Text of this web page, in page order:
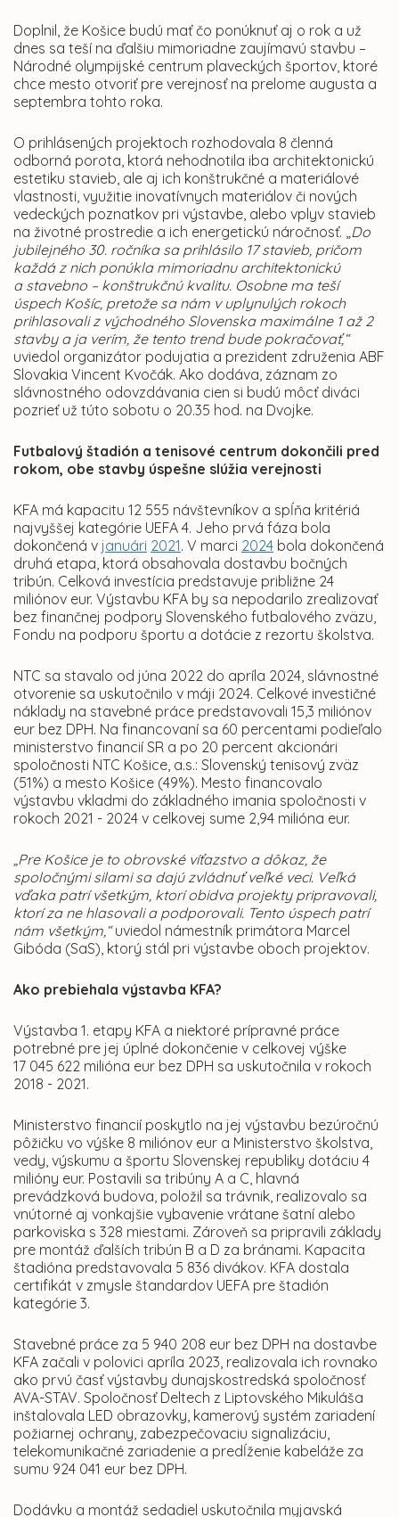
Doplnil, že Košice budú mať čo ponúknuť aj o rok a už
dnes sa teší na ďalšiu mimoriadne zaujímavú stavbu –
Národné olympijské centrum plaveckých športov, ktoré
chce mesto otvoriť pre verejnosť na prelome augusta a
septembra tohto roka.
O prihlásených projektoch rozhodovala 8 členná
odborná porota, ktorá nehodnotila iba architektonickú
estetiku stavieb, ale aj ich konštrukčné a materiálové
vlastnosti, využitie inovatívnych materiálov či nových
vedeckých poznatkov pri výstavbe, alebo vplyv stavieb
na životné prostredie a ich energetickú náročnosť. „Do
jubilejného 30. ročníka sa prihlásilo 17 stavieb, pričom
každá z nich ponúkla mimoriadnu architektonickú
a stavebno – konštrukčnú kvalitu. Osobne ma teší
úspech Košíc, pretože sa nám v uplynulých rokoch
prihlasovali z východného Slovenska maximálne 1 až 2
stavby a ja verím, že tento trend bude pokračovať,“
uviedol organizátor podujatia a prezident združenia ABF
Slovakia Vincent Kvočák. Ako dodáva, záznam zo
slávnostného odovzdávania cien si budú môcť diváci
pozrieť už túto sobotu o 20.35 hod. na Dvojke.
Futbalový štadión a tenisové centrum dokončili pred
rokom, obe stavby úspešne slúžia verejnosti
KFA má kapacitu 12 555 návštevníkov a spĺňa kritériá
najvyššej kategórie UEFA 4. Jeho prvá fáza bola
dokončená v januári 2021. V marci 2024 bola dokončená
druhá etapa, ktorá obsahovala dostavbu bočných
tribún. Celková investícia predstavuje približne 24
miliónov eur. Výstavbu KFA by sa nepodarilo zrealizovať
bez finančnej podpory Slovenského futbalového zväzu,
Fondu na podporu športu a dotácie z rezortu školstva.
NTC sa stavalo od júna 2022 do apríla 2024, slávnostné
otvorenie sa uskutočnilo v máji 2024. Celkové investičné
náklady na stavebné práce predstavovali 15,3 miliónov
eur bez DPH. Na financovaní sa 60 percentami podieľalo
ministerstvo financií SR a po 20 percent akcionári
spoločnosti NTC Košice, a.s.: Slovenský tenisový zväz
(51%) a mesto Košice (49%). Mesto financovalo
výstavbu vkladmi do základného imania spoločnosti v
rokoch 2021 - 2024 v celkovej sume 2,94 milióna eur.
„Pre Košice je to obrovské víťazstvo a dôkaz, že
spoločnými silami sa dajú zvládnuť veľké veci. Veľká
vďaka patrí všetkým, ktorí obidva projekty pripravovali,
ktorí za ne hlasovali a podporovali. Tento úspech patrí
nám všetkým,“uviedol námestník primátora Marcel
Gibóda (SaS), ktorý stál pri výstavbe oboch projektov.
Ako prebiehala výstavba KFA?
Výstavba 1. etapy KFA a niektoré prípravné práce
potrebné pre jej úplné dokončenie v celkovej výške
17 045 622 milióna eur bez DPH sa uskutočnila v rokoch
2018 - 2021.
Ministerstvo financií poskytlo na jej výstavbu bezúročnú
pôžičku vo výške 8 miliónov eur a Ministerstvo školstva,
vedy, výskumu a športu Slovenskej republiky dotáciu 4
milióny eur. Postavili sa tribúny A a C, hlavná
prevádzková budova, položil sa trávnik, realizovalo sa
vnútorné aj vonkajšie vybavenie vrátane šatní alebo
parkoviska s 328 miestami. Zároveň sa pripravili základy
pre montáž ďalších tribún B a D za bránami. Kapacita
štadióna predstavovala 5 836 divákov. KFA dostala
certifikát v zmysle štandardov UEFA pre štadión
kategórie 3.
Stavebné práce za 5 940 208 eur bez DPH na dostavbe
KFA začali v polovici apríla 2023, realizovala ich rovnako
ako prvú časť výstavby dunajskostredská spoločnosť
AVA-STAV. Spoločnosť Deltech z Liptovského Mikuláša
inštalovala LED obrazovky, kamerový systém zariadení
požiarnej ochrany, zabezpečovaciu signalizáciu,
telekomunikačné zariadenie a predĺženie kabeláže za
sumu 924 041 eur bez DPH.
Dodávku a montáž sedadiel uskutočnila myjavská